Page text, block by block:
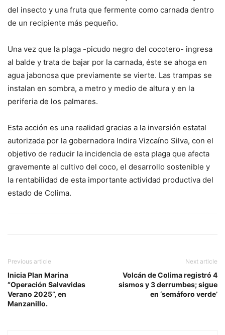
del insecto y una fruta que fermente como carnada dentro
de un recipiente más pequeño.
Una vez que la plaga -picudo negro del cocotero- ingresa
al balde y trata de bajar por la carnada, éste se ahoga en
agua jabonosa que previamente se vierte. Las trampas se
instalan en sombra, a metro y medio de altura y en la
periferia de los palmares.
Esta acción es una realidad gracias a la inversión estatal
autorizada por la gobernadora Indira Vizcaíno Silva, con el
objetivo de reducir la incidencia de esta plaga que afecta
gravemente al cultivo del coco, el desarrollo sostenible y
la rentabilidad de esta importante actividad productiva del
estado de Colima.
Previous article
Inicia Plan Marina
“Operación Salvavidas
Verano 2025”, en
Manzanillo.
Next article
Volcán de Colima registró 4
sismos y 3 derrumbes; sigue
en ‘semáforo verde’